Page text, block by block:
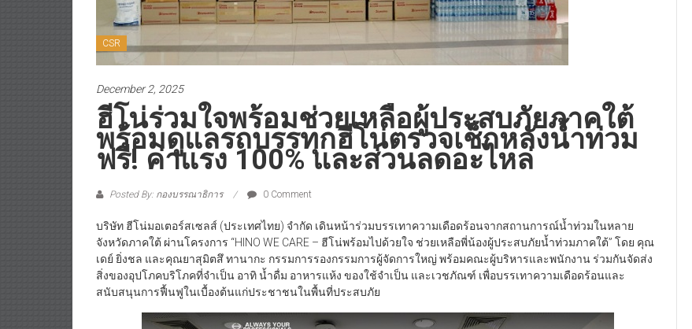
CSR
December 2, 2025
ฮีโน่ร่วมใจพร้อมช่วยเหลือผู้ประสบภัยภาคใต้
พร้อมดูแลรถบรรทุกฮีโน่ตรวจเช็กหลังน้ำท่วม
ฟรี! ค่าแรง 100% และส่วนลดอะไหล่
Posted By: กองบรรณาธิการ 0 Comment
บริษัท ฮีโน่มอเตอร์สเซลส์ (ประเทศไทย) จำกัด เดินหน้าร่วมบรรเทาความเดือดร้อนจากสถานการณ์น้ำท่วมในหลาย
จังหวัดภาคใต้ ผ่านโครงการ “HINO WE CARE – ฮีโน่พร้อมไปด้วยใจ ช่วยเหลือพี่น้องผู้ประสบภัยน้ำท่วมภาคใต้” โดย คุณ
เดย์ ยิ่งชล และคุณยาสุมิตสึ ทานากะ กรรมการรองกรรมการผู้จัดการใหญ่ พร้อมคณะผู้บริหารและพนักงาน ร่วมกันจัดส่ง
สิ่งของอุปโภคบริโภคที่จำเป็น อาทิ น้ำดื่ม อาหารแห้ง ของใช้จำเป็น และเวชภัณฑ์ เพื่อบรรเทาความเดือดร้อนและ
สนับสนุนการฟื้นฟูในเบื้องต้นแก่ประชาชนในพื้นที่ประสบภัย